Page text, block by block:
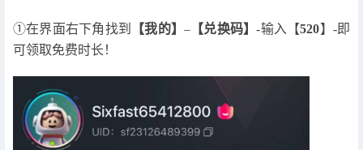
①在界面右下角找到 【我的】– 【兑换码】-输入【520】-即
可领取免费时长！